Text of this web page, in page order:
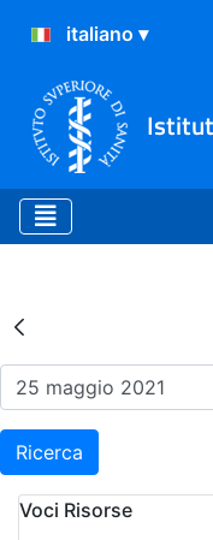
Risultati
Ricerca
Voci Risorse